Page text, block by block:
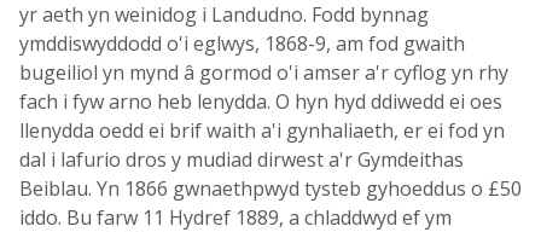
yr aeth yn weinidog i Landudno. Fodd bynnag
ymddiswyddodd o'i eglwys, 1868-9, am fod gwaith
bugeiliol yn mynd â gormod o'i amser a'r cyflog yn rhy
fach i fyw arno heb lenydda. O hyn hyd ddiwedd ei oes
llenydda oedd ei brif waith a'i gynhaliaeth, er ei fod yn
dal i lafurio dros y mudiad dirwest a'r Gymdeithas
Beiblau. Yn 1866 gwnaethpwyd tysteb gyhoeddus o £50
iddo. Bu farw 11 Hydref 1889, a chladdwyd ef ym